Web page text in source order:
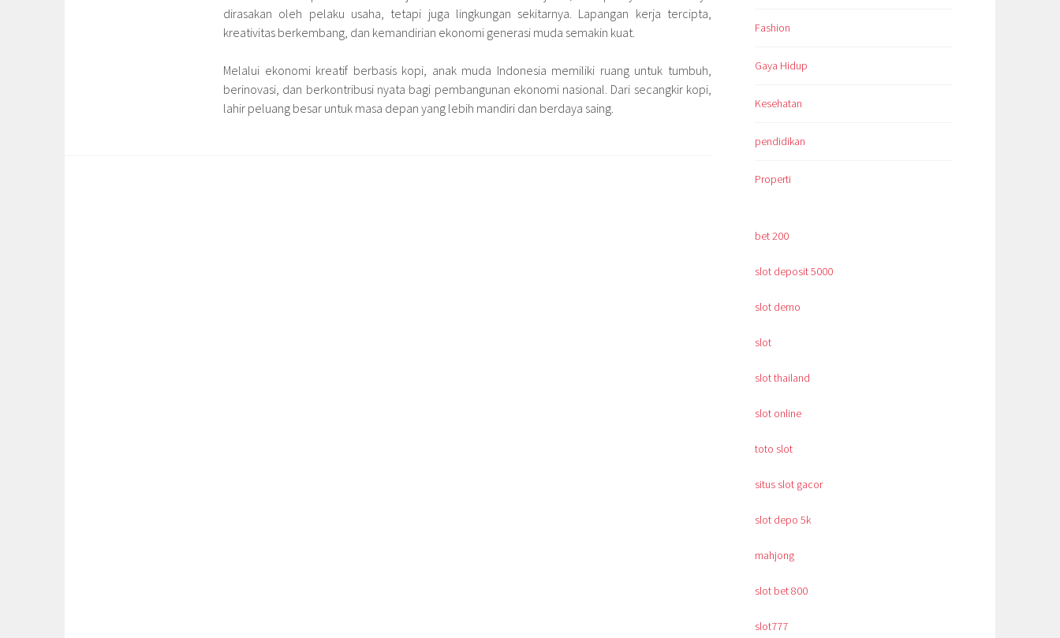
dirasakan oleh pelaku usaha, tetapi juga lingkungan sekitarnya. Lapangan kerja tercipta,
kreativitas berkembang, dan kemandirian ekonomi generasi muda semakin kuat.
Melalui ekonomi kreatif berbasis kopi, anak muda Indonesia memiliki ruang untuk tumbuh,
berinovasi, dan berkontribusi nyata bagi pembangunan ekonomi nasional. Dari secangkir kopi,
lahir peluang besar untuk masa depan yang lebih mandiri dan berdaya saing.
Fashion
Gaya Hidup
Kesehatan
pendidikan
Properti
bet 200
slot deposit 5000
slot demo
slot
slot thailand
slot online
toto slot
situs slot gacor
slot depo 5k
mahjong
slot bet 800
slot777